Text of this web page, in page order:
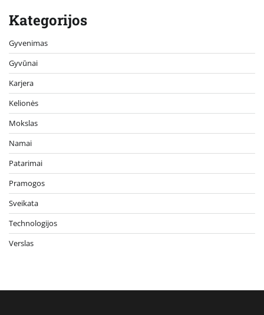
Kategorijos
Gyvenimas
Gyvūnai
Karjera
Kelionės
Mokslas
Namai
Patarimai
Pramogos
Sveikata
Technologijos
Verslas